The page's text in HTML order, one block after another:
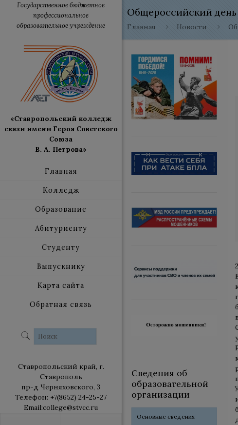
Государственное бюджетное
профессиональное
образовательное учреждение
«Ставропольский колледж
связи имени Героя Советского
Союза
В. А. Петрова»
Главная
Колледж
Образование
Абитуриенту
Студенту
Выпускнику
Карта сайта
Обратная связь
Ставропольский край, г.
Ставрополь
пр-д Черняховского, 3
Телефон: +7(8652) 24-25-27
Email:college@stvcc.ru
Общероссийский
Главная Новости
Сведения об
образовательной
организации
Основные сведения